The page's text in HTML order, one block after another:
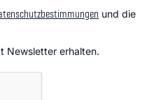
und die
Newsletter erhalten.